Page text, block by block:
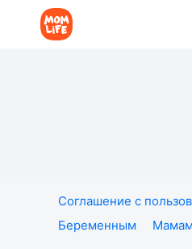
Соглашение с
Беременным
Мамам